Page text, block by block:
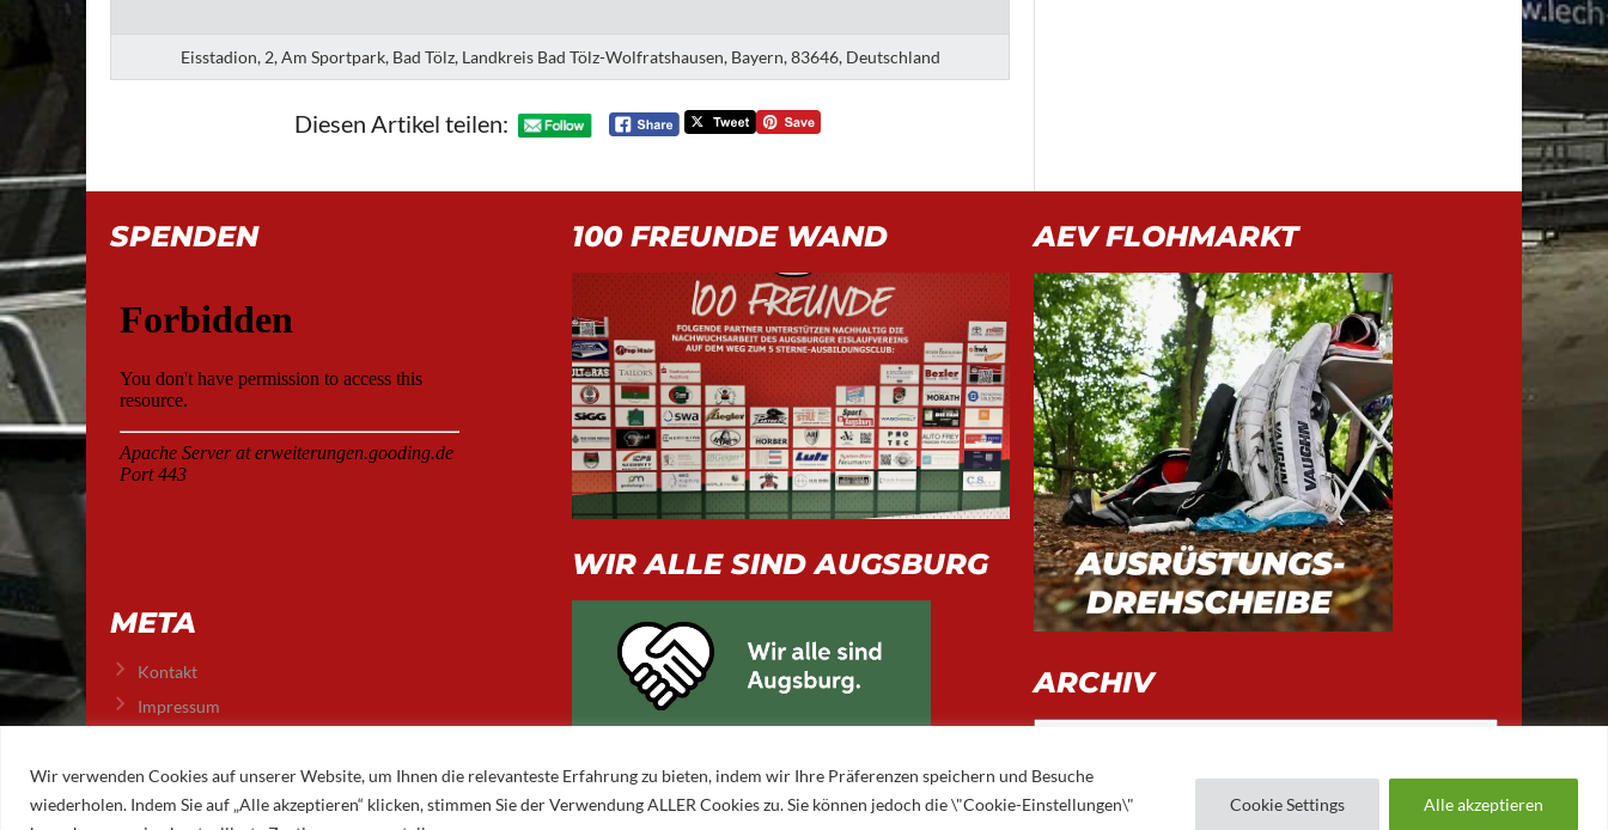
Wir verwenden Cookies auf unserer Website, um Ihnen die relevanteste Erfahrung zu bieten, indem wir Ihre Präferenzen speichern und Besuche
wiederholen. Indem Sie auf „Alle akzeptieren“ klicken, stimmen Sie der Verwendung ALLER Cookies zu. Sie können jedoch die \"Cookie-Einstellungen\"
Cookie Settings Alle akzeptieren
Eisstadion, 2, Am Sportpark, Bad Tölz, Landkreis Bad Tölz-Wolfratshausen, Bayern, 83646, Deutschland
Diesen Artikel teilen:
SPENDEN
META
Kontakt
Impressum
100 FREUNDE WAND
WIR ALLE SIND AUGSBURG
AEV FLOHMARKT
ARCHIV
Archiv
© 2026 AUGSBURGER EISLAUFVEREIN E.V. AUGSBURGER EV